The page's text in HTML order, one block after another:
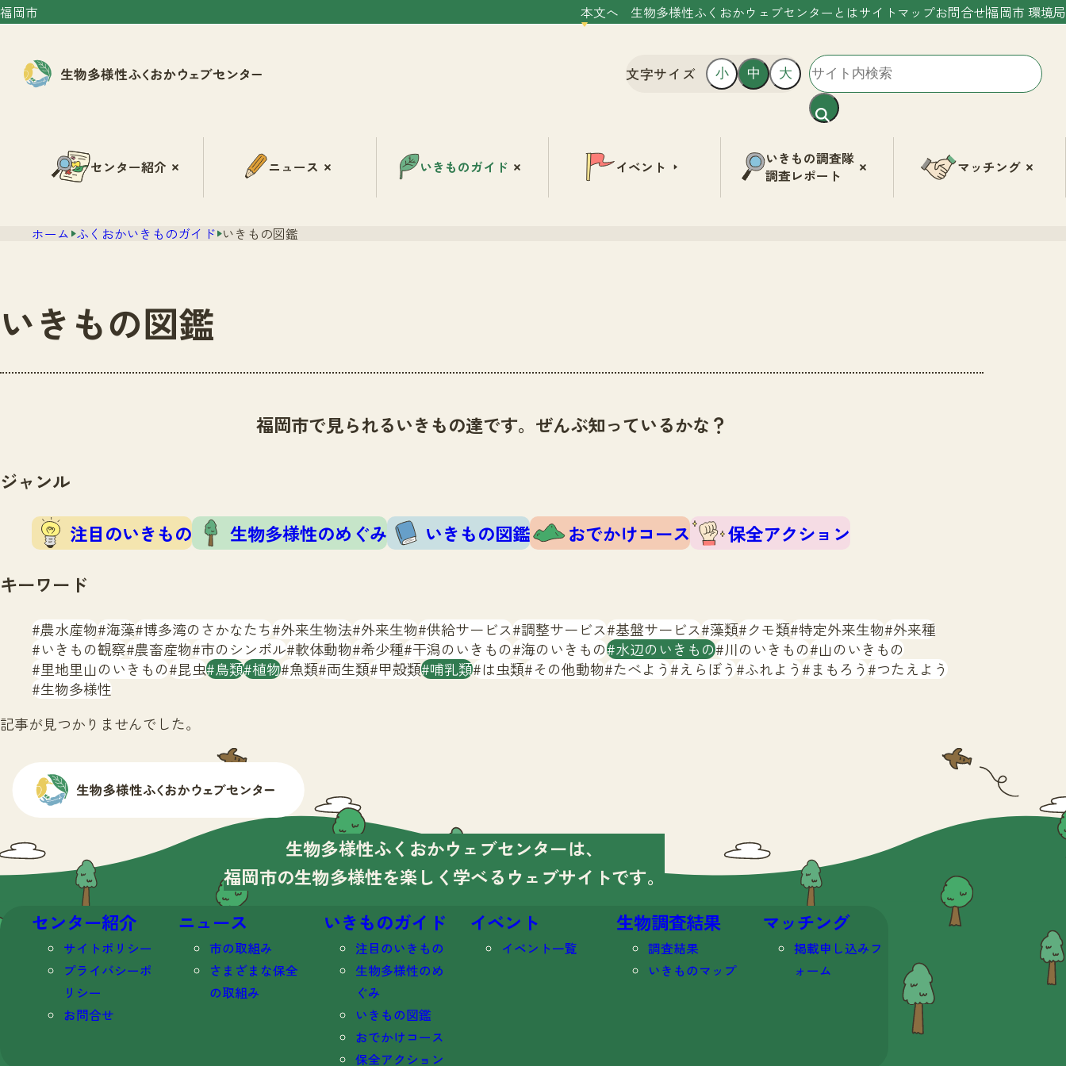
福岡市 本文へ 生物多様性ふくおかウェブセンターとはサイトマップお問合せ福岡市 環境局
文字サイズ 小 中 大
センター紹介 ニュース いきものガイド イベント
いきもの調査隊
調査レポート
マッチング
ホーム ふくおかいきものガイド いきもの図鑑
いきもの図鑑
福岡市で見られるいきもの達です。ぜんぶ知っているかな？
ジャンル
注目のいきもの 生物多様性のめぐみ いきもの図鑑 おでかけコース
保全アクション
キーワード
農水産物 海藻 博多湾のさかなたち 外来生物法 外来生物 供給サービス 調整サービス 基盤サービス 藻類 クモ類 特定外来生物 外来種
いきもの観察 農畜産物 市のシンボル 軟体動物 希少種 干潟のいきもの 海のいきもの 水辺のいきもの 川のいきもの 山のいきもの
里地里山のいきもの 昆虫 鳥類 植物 魚類 両生類 甲殻類 哺乳類 は虫類 その他動物 たべよう えらぼう ふれよう まもろう つたえよう
生物多様性
記事が見つかりませんでした。
生物多様性ふくおかウェブセンターは、
福岡市の生物多様性を楽しく学べる ウェブサイトです。
センター紹介
サイトポリシー
プライバシーポ
リシー
お問合せ
ニュース
市の取組み
さまざまな保全
の取組み
いきものガイド
注目のいきもの
生物多様性のめ
ぐみ
いきもの図鑑
おでかけコース
保全アクション
イベント
イベント一覧
生物調査結果
調査結果
いきものマップ
マッチング
掲載申し込みフ
ォーム